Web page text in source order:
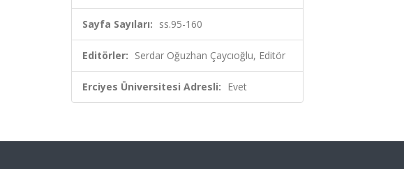
Sayfa Sayıları: ss.95-160
Editörler: Serdar Oğuzhan Çaycıoğlu, Editör
Erciyes Üniversitesi Adresli: Evet